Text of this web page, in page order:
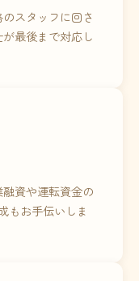
スタッフに回さ
最後まで対応し
資や運転資金の
もお手伝いしま